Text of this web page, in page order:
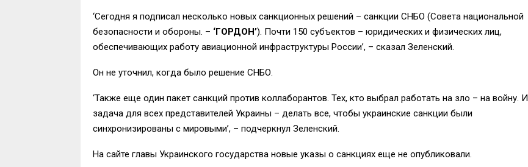
‘Сегодня я подписал несколько новых санкционных решений – санкции СНБО (Совета национальной
безопасности и обороны. – ‘ГОРДОН’). Почти 150 субъектов – юридических и физических лиц,
обеспечивающих работу авиационной инфраструктуры России’, – сказал Зеленский.
Он не уточнил, когда было решение СНБО.
‘Также еще один пакет санкций против коллаборантов. Тех, кто выбрал работать на зло – на войну. И
задача для всех представителей Украины – делать все, чтобы украинские санкции были
синхронизированы с мировыми’, – подчеркнул Зеленский.
На сайте главы Украинского государства новые указы о санкциях еще не опубликовали.